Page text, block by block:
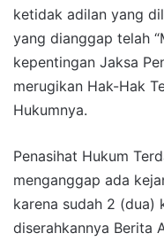
ketidak adilan yang
yang dianggap telah
kepentingan Jaksa
merugikan Hak-Hak
Hukumnya.
Penasihat Hukum
menganggap ada
karena sudah 2 (dua)
diserahkannya Berita